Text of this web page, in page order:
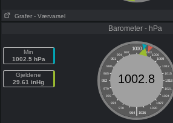
Grafer - Værvarsel
Barometer - hPa
Min
1002.5 hPa
Gjeldene
29.61 inHg
1000
997 1003
994
1006
991
1009
988
1012
985
1015
982
1018
979
1021
976
1024
973
1027
970
1030
|
964 1036
1002.8